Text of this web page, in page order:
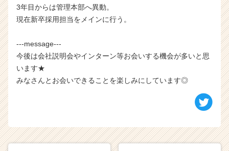
3年目からは管理本部へ異動。
現在新卒採用担当をメインに行う。
---message---
今後は会社説明会やインターン等お会いする機会が多いと思
います★
みなさんとお会いできることを楽しみにしています◎